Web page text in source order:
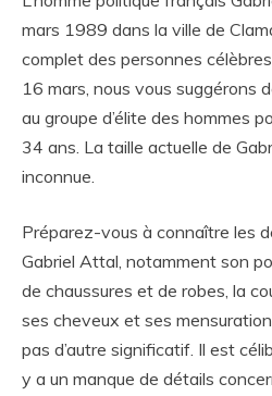
mars 1989 dans la ville de
complet des personnes
16 mars, nous vous suggérons
au groupe d’élite des hommes
34 ans. La taille actuelle de
inconnue.
Préparez-vous à connaître les
Gabriel Attal, notamment son
de chaussures et de robes, la
ses cheveux et ses
pas d’autre significatif. Il est
y a un manque de détails